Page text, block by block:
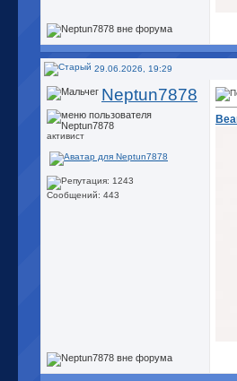
29.06.2026, 19:29
Neptun7878
активист
Сообщений: 443